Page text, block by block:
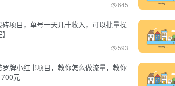
645
项目，单号一天几十收入，可以批量操
593
罗牌小红书项目，教你怎么做流量，教你
元